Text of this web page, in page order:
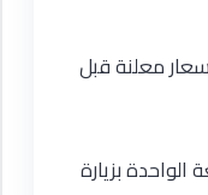
معلنة قبل
بزيارة